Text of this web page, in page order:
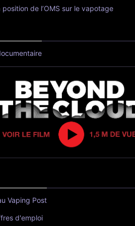
position de l’OMS sur le vapotage
Vaping Post
d'emploi